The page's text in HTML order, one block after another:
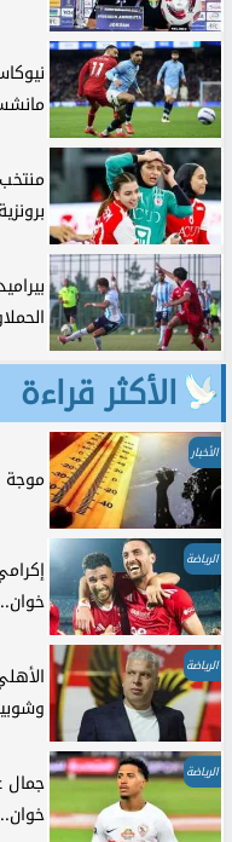
الأكثر قراءة
الأخبار
موجة حر
الرياضة
الرياضة
الرياضة
جمال